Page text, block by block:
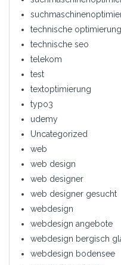
technische optimierung
technische seo
telekom
test
textoptimierung
typo3
udemy
Uncategorized
web
web design
web designer
web designer gesucht
webdesign
webdesign angebote
webdesign bergisch
webdesign bodensee